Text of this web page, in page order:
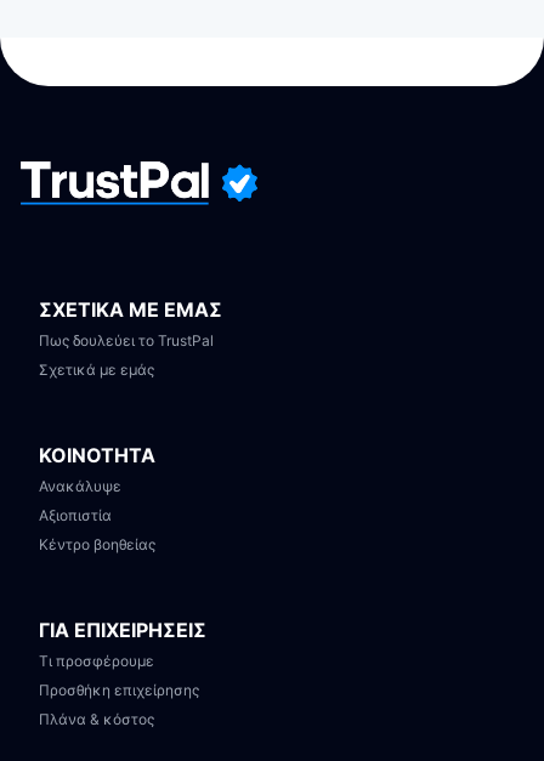
ΣΧΕΤΙΚΑ ΜΕ ΕΜΑΣ
Πως δουλεύει το TrustPal
Σχετικά με εμάς
ΚΟΙΝΟΤΗΤΑ
Ανακάλυψε
Αξιοπιστία
Κέντρο βοηθείας
ΓΙΑ ΕΠΙΧΕΙΡΗΣΕΙΣ
Τι προσφέρουμε
Προσθήκη επιχείρησης
Πλάνα & κόστος